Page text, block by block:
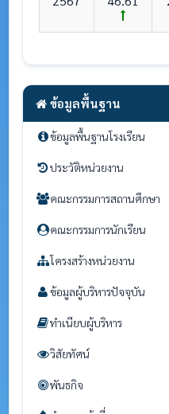
ข้อมูลพื้นฐาน
ข้อมูลพื้นฐานโรงเรียน
ประวัติหน่วยงาน
คณะกรรมการสถานศึกษา
คณะกรรมการนักเรียน
โครงสร้างหน่วยงาน
ข้อมูลผู้บริหารปัจจุบัน
ทำเนียบผู้บริหาร
วิสัยทัศน์
พันธกิจ